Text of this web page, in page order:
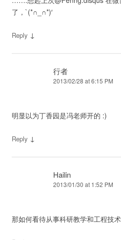
了，`(*∩_∩*)′
Reply ↓
行者
2013/02/28 at 6:15 PM
明显以为丁香园是冯老师开的 :)
Reply ↓
Hailin
2013/01/30 at 1:52 PM
那如何看待从事科研教学和工程技